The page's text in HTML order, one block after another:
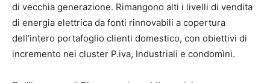
di vecchia generazione. Rimangono alti i livelli di vendita
di energia elettrica da fonti rinnovabili a copertura
dell’intero portafoglio clienti domestico, con obiettivi di
incremento nei cluster P.iva, Industriali e condomìni.